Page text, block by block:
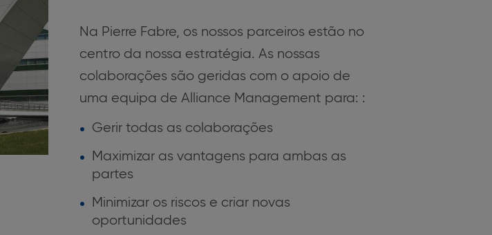
Na Pierre Fabre, os nossos parceiros estão no
centro da nossa estratégia. As nossas
colaborações são geridas com o apoio de
uma equipa de Alliance Management para: :
Gerir todas as colaborações
Maximizar as vantagens para ambas as
partes
Minimizar os riscos e criar novas
oportunidades